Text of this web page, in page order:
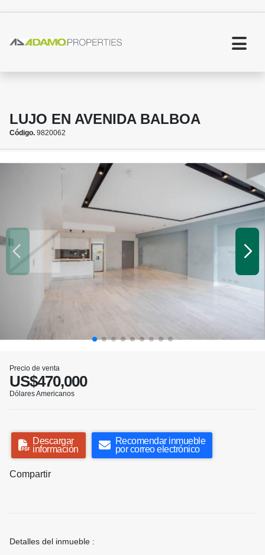
LUJO EN AVENIDA BALBOA
Código. 9820062
Precio de venta
US$470,000
Dólares Americanos
Descargar
información
Recomendar inmueble
por correo electrónico
Compartir
Detalles del inmueble :